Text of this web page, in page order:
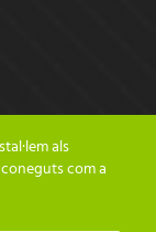
als
com a